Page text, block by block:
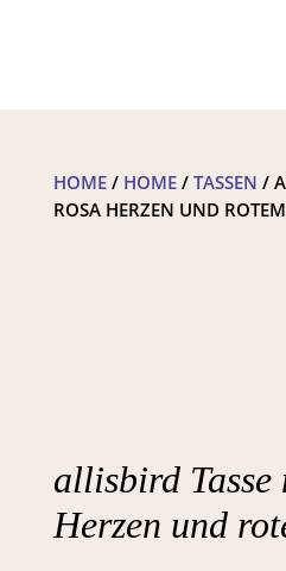
HOME/ HOME/ TASSEN /
ROSA HERZEN UND
allisbird Tasse
Herzen und